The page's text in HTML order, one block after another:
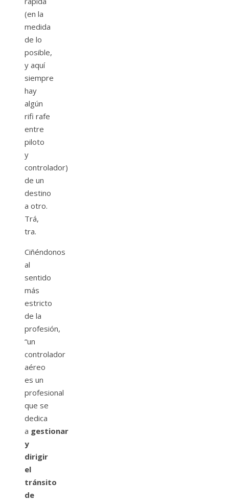
(en la
medida
de lo
posible,
y aquí
siempre
hay
algún
rifi rafe
entre
piloto
y
controlador)
de un
destino
a otro.
Trá,
tra.
Ciñéndonos
al
sentido
más
estricto
de la
profesión,
“un
controlador
aéreo
es un
profesional
que se
dedica
a gestionar
y
dirigir
el
tránsito
de